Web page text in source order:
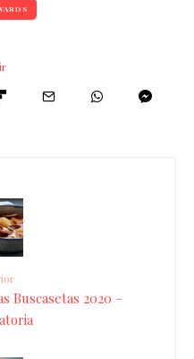
Buscasetas 2020 –